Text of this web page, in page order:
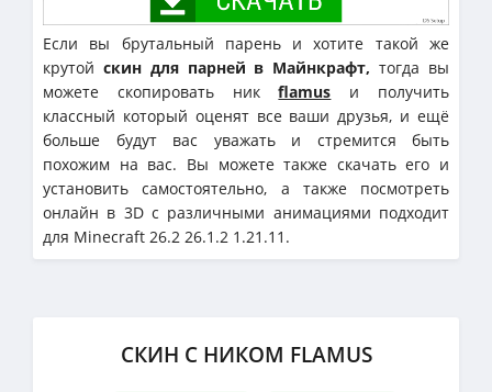
Если вы брутальный парень и хотите такой же
крутой скин для парней в Майнкрафт,тогда вы
можете скопировать никflamus и получить
классный который оценят все ваши друзья, и ещё
больше будут вас уважать и стремится быть
похожим на вас. Вы можете также скачать его и
установить самостоятельно, а также посмотреть
онлайн в 3D с различными анимациями подходит
для Minecraft 26.2 26.1.2 1.21.11.
СКИН С НИКОМ FLAMUS